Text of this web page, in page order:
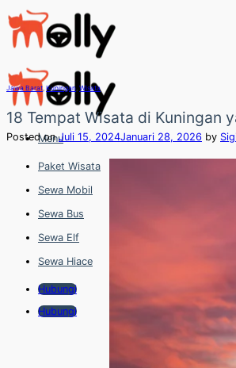
Skip
to
content
Menu
Paket Wisata
Sewa Mobil
Sewa Bus
Sewa Elf
Sewa Hiace
Hubungi
Hubungi
Jawa Barat Kuningan Wisata
18 Tempat Wisata di Kuningan
Posted onJuli 15, 2024Januari 28, 2026 by